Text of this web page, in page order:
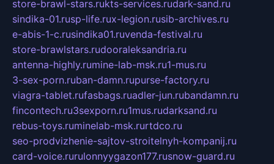
store-brawl-stars.rukts-services.rudark-sand.ru
sindika-01.rusp-life.rux-legion.rusib-archives.ru
e-abis-1-c.rusindika01.ruvenda-festival.ru
store-brawlstars.rudooraleksandria.ru
antenna-highly.rumine-lab-msk.ru1-mus.ru
3-sex-porn.ruban-damn.rupurse-factory.ru
viagra-tablet.rufasbags.ruadler-jun.rubandamn.ru
fincontech.ru3sexporn.ru1mus.rudarksand.ru
rebus-toys.ruminelab-msk.rurtdco.ru
seo-prodvizhenie-sajtov-stroitelnyh-kompanij.ru
card-voice.rurulonnyygazon177.rusnow-guard.ru